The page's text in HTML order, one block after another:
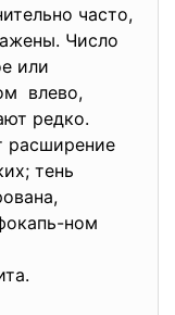
часто,
Число
или
влево,
редко.
расширение
тень
ном